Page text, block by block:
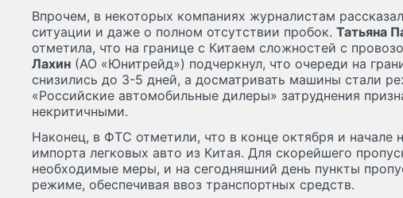
Впрочем, в некоторых компаниях журналистам
ситуации и даже о полном отсутствии пробок. Татьяна
отметила, что на границе с Китаем сложностей с
Лахин (АО «Юнитрейд») подчеркнул, что очереди на
снизились до 3-5 дней, а досматривать машины стали
«Российские автомобильные дилеры» затруднения
некритичными.
Наконец, в ФТС отметили, что в конце октября и начале
импорта легковых авто из Китая. Для скорейшего
необходимые меры, и на сегодняшний день пункты
режиме, обеспечивая ввоз транспортных средств.